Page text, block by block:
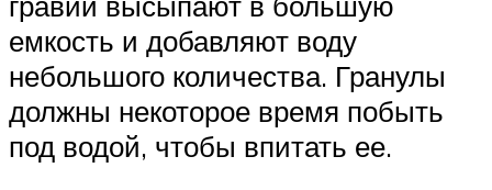
емкость и добавляют воду
небольшого количества. Гранулы
должны некоторое время побыть
под водой, чтобы впитать ее.